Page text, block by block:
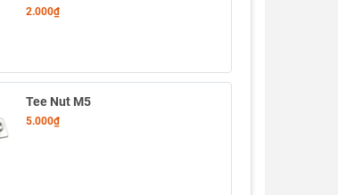
2.000₫
Tee Nut M5
5.000₫